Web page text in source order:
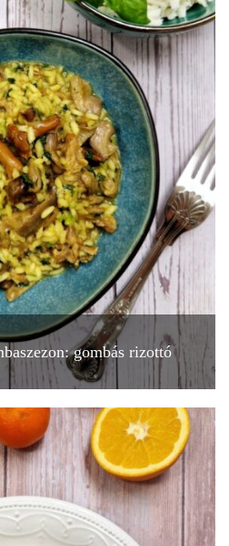
gombás rizottó